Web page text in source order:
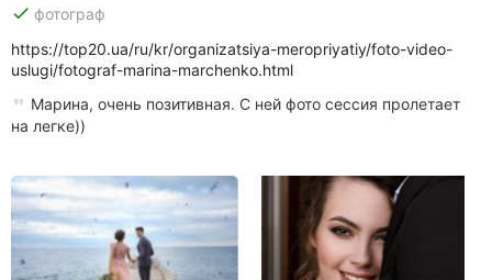
done фотограф
https://top20.ua/ru/kr/organizatsiya-meropriyatiy/foto-video-
uslugi/fotograf-marina-marchenko.html
Марина, очень позитивная. С ней фото сессия пролетает
на легке))